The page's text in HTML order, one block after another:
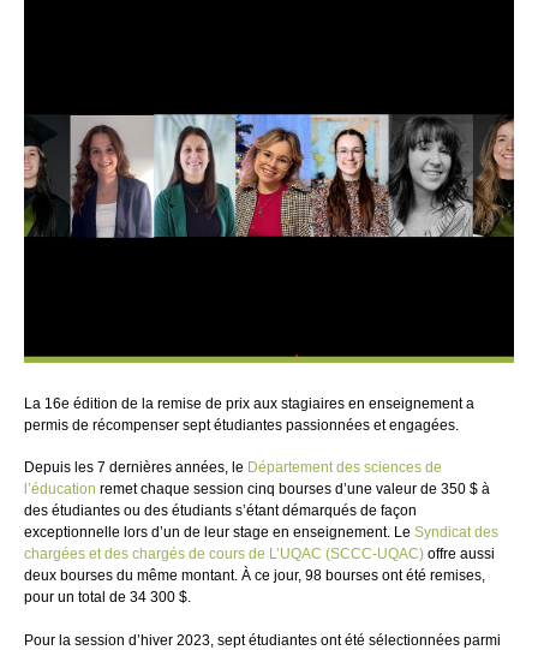
La 16e édition de la remise de prix aux stagiaires en enseignement a
permis de récompenser sept étudiantes passionnées et engagées.
Depuis les 7 dernières années, le Département des sciences de
l’éducation remet chaque session cinq bourses d’une valeur de 350 $ à
des étudiantes ou des étudiants s’étant démarqués de façon
exceptionnelle lors d’un de leur stage en enseignement. Le Syndicat des
chargées et des chargés de cours de L’UQAC (SCCC-UQAC) offre aussi
deux bourses du même montant. À ce jour, 98 bourses ont été remises,
pour un total de 34 300 $.
Pour la session d’hiver 2023, sept étudiantes ont été sélectionnées parmi